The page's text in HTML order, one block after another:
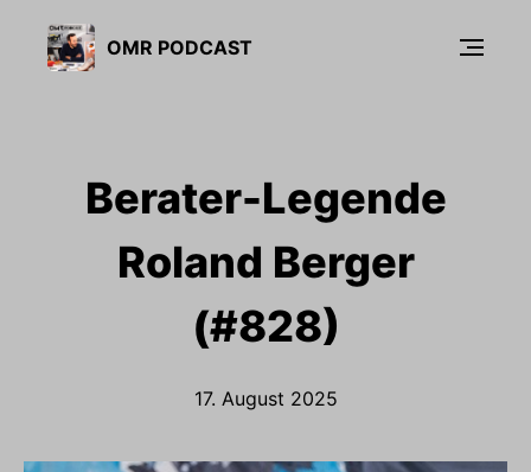
OMR PODCAST
Berater-Legende
Roland Berger
(#828)
17. August 2025